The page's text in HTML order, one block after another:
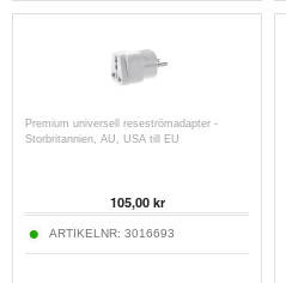
Premium universell reseströmadapter -
Storbritannien, AU, USA till EU
105,00kr
ARTIKELNR: 3016693